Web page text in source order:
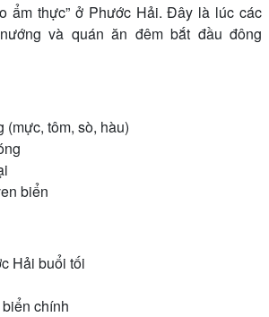
ẩm thực” ở Phước Hải. Đây là lúc các
và quán ăn đêm bắt đầu đông
(mực, tôm, sò, hàu)
biển
Hải buổi tối
chính